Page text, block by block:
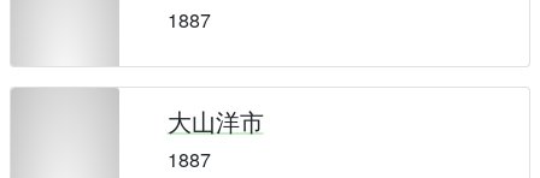
1887
大山洋市
1887